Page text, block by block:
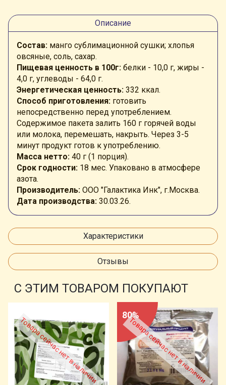
Описание
Состав: манго сублимационной сушки; хлопья
овсяные, соль, сахар.
Пищевая ценность в 100г: белки - 10,0 г, жиры -
4,0 г, углеводы - 64,0 г.
Энергетическая ценность: 332 ккал.
Способ приготовления: готовить
непосредственно перед употреблением.
Содержимое пакета залить 160 г горячей воды
или молока, перемешать, накрыть. Через 3-5
минут продукт готов к употреблению.
Масса нетто: 40 г (1 порция).
Срок годности: 18 мес. Упаковано в атмосфере
азота.
Производитель: ООО "Галактика Инк", г.Москва.
Дата производства: 30.03.26.
Характеристики
Отзывы
С ЭТИМ ТОВАРОМ ПОКУПАЮТ
Товара сейчас нет в наличии
80%
Товара сейчас нет в наличии